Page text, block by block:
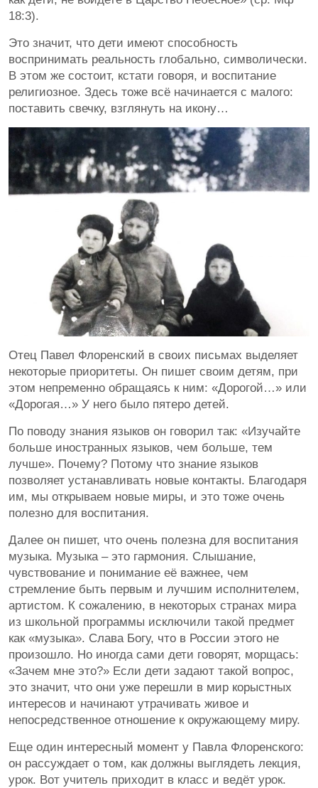
18:3).
Это значит, что дети имеют способность
воспринимать реальность глобально, символически.
В этом же состоит, кстати говоря, и воспитание
религиозное. Здесь тоже всё начинается с малого:
поставить свечку, взглянуть на икону…
Отец Павел Флоренский в своих письмах выделяет
некоторые приоритеты. Он пишет своим детям, при
этом непременно обращаясь к ним: «Дорогой…» или
«Дорогая…» У него было пятеро детей.
По поводу знания языков он говорил так: «Изучайте
больше иностранных языков, чем больше, тем
лучше». Почему? Потому что знание языков
позволяет устанавливать новые контакты. Благодаря
им, мы открываем новые миры, и это тоже очень
полезно для воспитания.
Далее он пишет, что очень полезна для воспитания
музыка. Музыка – это гармония. Слышание,
чувствование и понимание её важнее, чем
стремление быть первым и лучшим исполнителем,
артистом. К сожалению, в некоторых странах мира
из школьной программы исключили такой предмет
как «музыка». Слава Богу, что в России этого не
произошло. Но иногда сами дети говорят, морщась:
«Зачем мне это?» Если дети задают такой вопрос,
это значит, что они уже перешли в мир корыстных
интересов и начинают утрачивать живое и
непосредственное отношение к окружающему миру.
Еще один интересный момент у Павла Флоренского:
он рассуждает о том, как должны выглядеть лекция,
урок. Вот учитель приходит в класс и ведёт урок.